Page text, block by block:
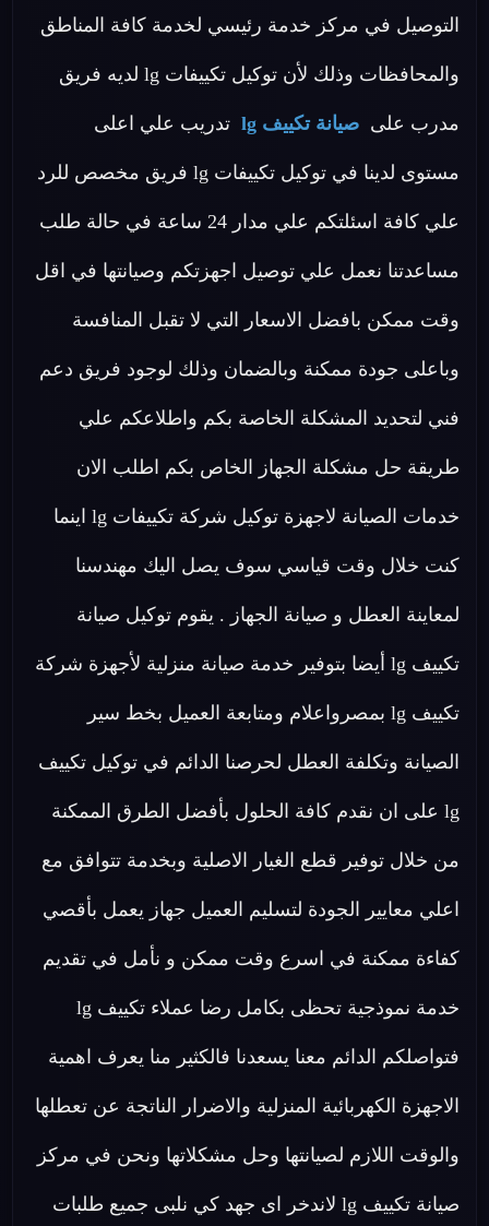
التوصيل في مركز خدمة رئيسي لخدمة كافة المناطق
والمحافظات وذلك لأن توكيل تكييفات lg لديه فريق
مدرب على صيانة تكييف lg تدريب علي اعلى
مستوى لدينا في توكيل تكييفات lg فريق مخصص للرد
علي كافة اسئلتكم علي مدار 24 ساعة في حالة طلب
مساعدتنا نعمل علي توصيل اجهزتكم وصيانتها في اقل
وقت ممكن بافضل الاسعار التي لا تقبل المنافسة
وباعلى جودة ممكنة وبالضمان وذلك لوجود فريق دعم
فني لتحديد المشكلة الخاصة بكم واطلاعكم علي
طريقة حل مشكلة الجهاز الخاص بكم اطلب الان
خدمات الصيانة لاجهزة توكيل شركة تكييفات lg اينما
كنت خلال وقت قياسي سوف يصل اليك مهندسنا
لمعاينة العطل و صيانة الجهاز . يقوم توكيل صيانة
تكييف lg أيضا بتوفير خدمة صيانة منزلية لأجهزة شركة
تكييف lg بمصرواعلام ومتابعة العميل بخط سير
الصيانة وتكلفة العطل لحرصنا الدائم في توكيل تكييف
lg على ان نقدم كافة الحلول بأفضل الطرق الممكنة
من خلال توفير قطع الغيار الاصلية وبخدمة تتوافق مع
اعلي معايير الجودة لتسليم العميل جهاز يعمل بأقصي
كفاءة ممكنة في اسرع وقت ممكن و نأمل في تقديم
خدمة نموذجية تحظى بكامل رضا عملاء تكييف lg
فتواصلكم الدائم معنا يسعدنا فالكثير منا يعرف اهمية
الاجهزة الكهربائية المنزلية والاضرار الناتجة عن تعطلها
والوقت اللازم لصيانتها وحل مشكلاتها ونحن في مركز
صيانة تكييف lg لاندخر اى جهد كي نلبى جميع طلبات